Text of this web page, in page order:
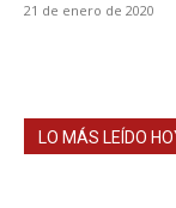
21 de enero de 2020
LO MÁS LEÍDO